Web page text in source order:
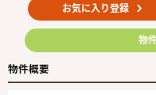
お気に入り登録
物
物件概要